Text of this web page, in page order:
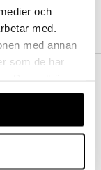
och
med.
med annan
som de har
webbplats.
yksittäisen
50 €.
samana